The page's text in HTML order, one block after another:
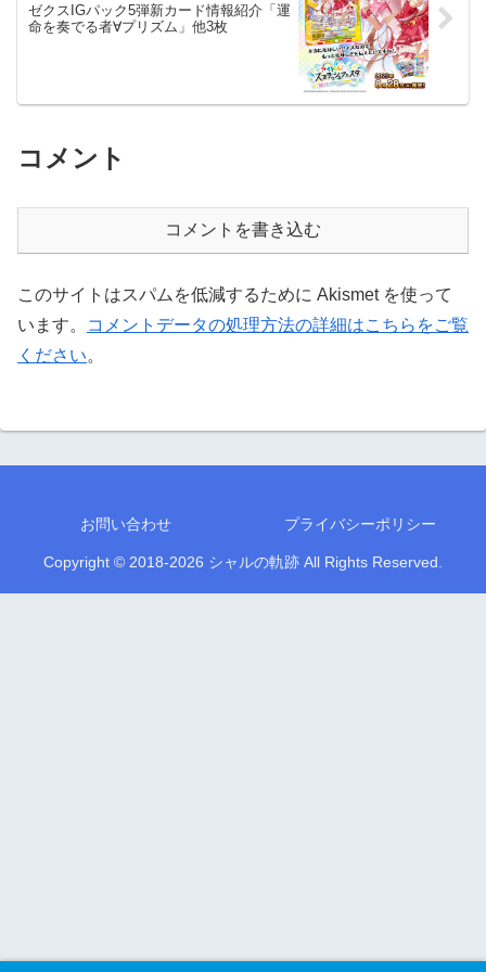
ゼクスIGパック5弾新カード情報紹介「運
命を奏でる者∀プリズム」他3枚
コメント
コメントを書き込む
このサイトはスパムを低減するために Akismet を使って
います。
コメントデータの処理方法の詳細はこちらをご覧
ください。
お問い合わせ プライバシーポリシー
Copyright © 2018-2026 シャルの軌跡 All Rights Reserved.